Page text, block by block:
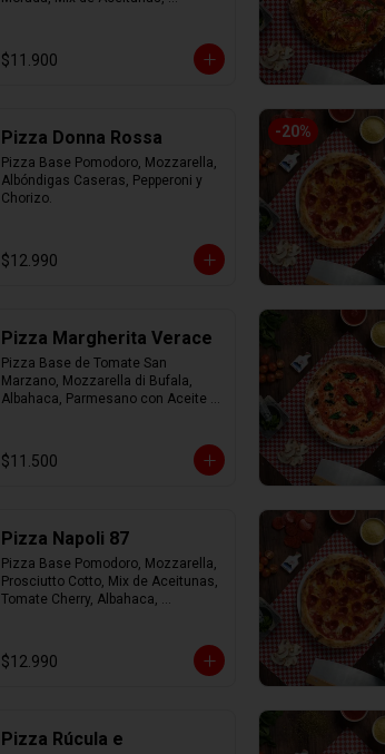
$11.900
Pizza Donna Rossa
Pizza Base Pomodoro, Mozzarella,
Albóndigas Caseras, Pepperoni y
Chorizo.
$12.990
-20%
Pizza Margherita Verace
Pizza Base de Tomate San
Marzano, Mozzarella di Bufala,
Albahaca, Parmesano con Aceite
$11.500
Pizza Napoli 87
Pizza Base Pomodoro, Mozzarella,
Prosciutto Cotto, Mix de Aceitunas,
Tomate Cherry, Albahaca,
$12.990
Pizza Rúcula e